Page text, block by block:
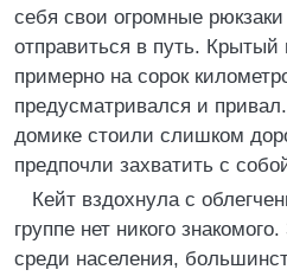
себя свои огромные
отправиться в путь.
примерно на сорок
предусматривался и
домике стоили слишком
предпочли захватить с
Кейт вздохнула с
группе нет никого
среди населения,